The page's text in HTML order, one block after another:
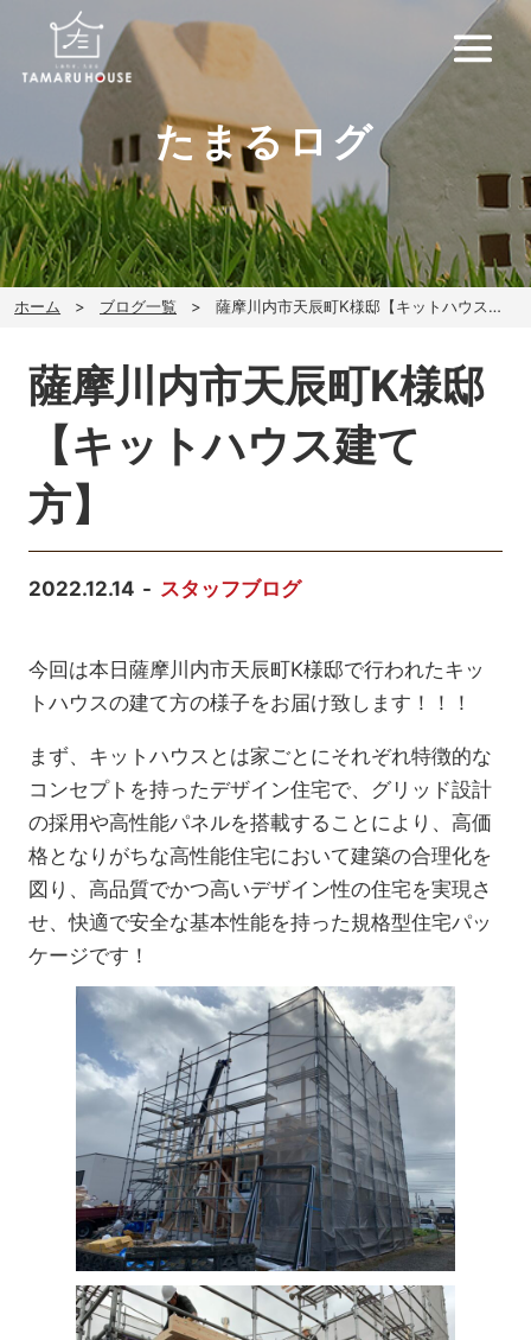
たまるログ
ホーム ブログ一覧 薩摩川内市天辰町K様邸【キットハウス建て方】
薩摩川内市天辰町K様邸
【キットハウス建て
方】
2022.12.14 スタッフブログ
今回は本日薩摩川内市天辰町K様邸で行われたキッ
トハウスの建て方の様子をお届け致します！！！
まず、キットハウスとは家ごとにそれぞれ特徴的な
コンセプトを持ったデザイン住宅で、グリッド設計
の採用や高性能パネルを搭載することにより、高価
格となりがちな高性能住宅において建築の合理化を
図り、高品質でかつ高いデザイン性の住宅を実現さ
せ、快適で安全な基本性能を持った規格型住宅パッ
ケージです！